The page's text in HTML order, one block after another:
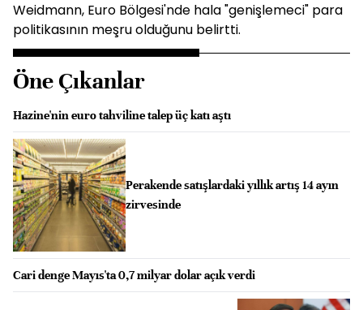
Weidmann, Euro Bölgesi'nde hala "genişlemeci" para
politikasının meşru olduğunu belirtti.
Öne Çıkanlar
Hazine'nin euro tahviline talep üç katı aştı
Perakende satışlardaki yıllık artış 14 ayın
zirvesinde
Cari denge Mayıs'ta 0,7 milyar dolar açık verdi